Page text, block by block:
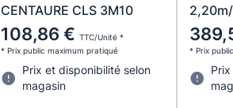
CENTAURE CLS 3M10
108,86 € TTC/Unité *
* Prix public maximum pratiqué
Prix et disponibilité selon
magasin
* Prix